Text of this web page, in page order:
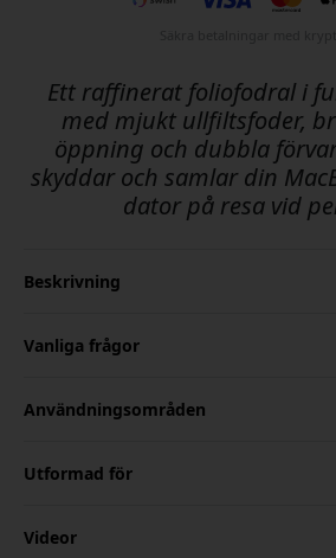
Ett raffinerat foliofodral i
med mjukt ullfiltsfoder,
öppning och dubbla
skyddar och samlar din
dator på resa vid
Beskrivning
Vanliga frågor
Användningsområden
Utformad för
Videor